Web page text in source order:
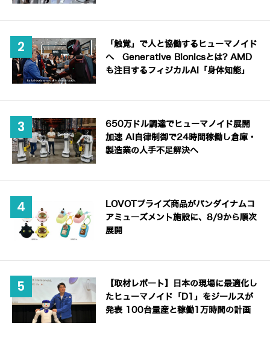
「触覚」で人と協働するヒューマノイド
へ Generative Bionicsとは? AMD
も注目するフィジカルAI「身体知能」
650万ドル調達でヒューマノイド展開
加速 AI自律制御で24時間稼働し倉庫・
製造業の人手不足解決へ
LOVOTプライズ商品がバンダイナムコ
アミューズメント施設に、8/9から順次
展開
【取材レポート】日本の現場に最適化し
たヒューマノイド「D1」をジールスが
発表 100台量産と稼働1万時間の計画